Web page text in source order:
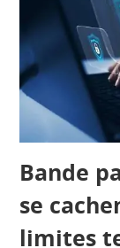
Bande
se
limites